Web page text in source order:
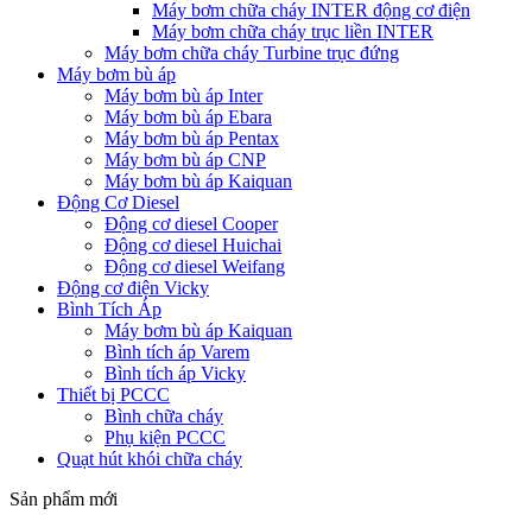
Máy bơm chữa cháy INTER động cơ điện
Máy bơm chữa cháy trục liền INTER
Máy bơm chữa cháy Turbine trục đứng
Máy bơm bù áp
Máy bơm bù áp Inter
Máy bơm bù áp Ebara
Máy bơm bù áp Pentax
Máy bơm bù áp CNP
Máy bơm bù áp Kaiquan
Động Cơ Diesel
Động cơ diesel Cooper
Động cơ diesel Huichai
Động cơ diesel Weifang
Động cơ điện Vicky
Bình Tích Áp
Máy bơm bù áp Kaiquan
Bình tích áp Varem
Bình tích áp Vicky
Thiết bị PCCC
Bình chữa cháy
Phụ kiện PCCC
Quạt hút khói chữa cháy
Sản phẩm mới